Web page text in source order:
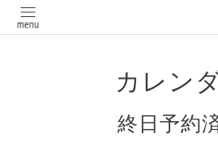
カレン
終日予約